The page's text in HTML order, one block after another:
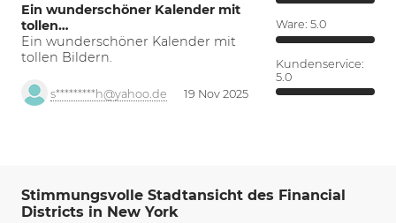
Ein wunderschöner Kalender mit
tollen…
Ein wunderschöner Kalender mit
tollen Bildern.
s*********h@yahoo.de 19 Nov 2025
Ware: 5.0
Kundenservice:
5.0
Stimmungsvolle Stadtansicht des Financial
Districts in New York